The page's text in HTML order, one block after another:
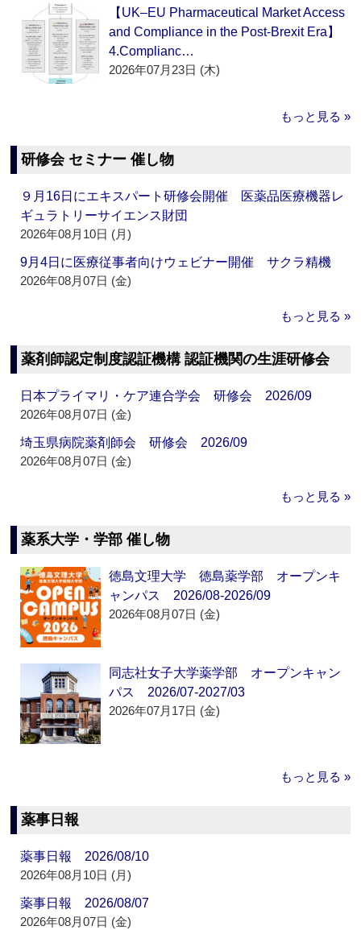
【UK–EU Pharmaceutical Market Access
and Compliance in the Post-Brexit Era】
4.Complianc…
2026年07月23日 (木)
もっと見る »
研修会 セミナー 催し物
９月16日にエキスパート研修会開催 医薬品医療機器レ
ギュラトリーサイエンス財団
2026年08月10日 (月)
9月4日に医療従事者向けウェビナー開催 サクラ精機
2026年08月07日 (金)
もっと見る »
薬剤師認定制度認証機構 認証機関の生涯研修会
日本プライマリ・ケア連合学会 研修会 2026/09
2026年08月07日 (金)
埼玉県病院薬剤師会 研修会 2026/09
2026年08月07日 (金)
もっと見る »
薬系大学・学部 催し物
徳島文理大学 徳島薬学部 オープンキ
ャンパス 2026/08-2026/09
2026年08月07日 (金)
同志社女子大学薬学部 オープンキャン
パス 2026/07-2027/03
2026年07月17日 (金)
もっと見る »
薬事日報
薬事日報 2026/08/10
2026年08月10日 (月)
薬事日報 2026/08/07
2026年08月07日 (金)